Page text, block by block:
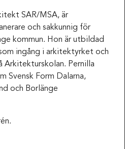
SAR/MSA, är
och sakkunnig för
kommun. Hon är utbildad
ingång i arkitektyrket och
Arkitekturskolan. Pernilla
Svensk Form Dalarna,
och Borlänge